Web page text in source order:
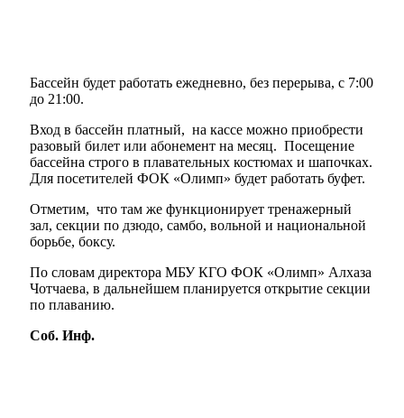
Бассейн будет работать ежедневно, без перерыва, с 7:00
до 21:00.
Вход в бассейн платный, на кассе можно приобрести
разовый билет или абонемент на месяц. Посещение
бассейна строго в плавательных костюмах и шапочках.
Для посетителей ФОК «Олимп» будет работать буфет.
Отметим, что там же функционирует тренажерный
зал, секции по дзюдо, самбо, вольной и национальной
борьбе, боксу.
По словам директора МБУ КГО ФОК «Олимп» Алхаза
Чотчаева, в дальнейшем планируется открытие секции
по плаванию.
Соб. Инф.